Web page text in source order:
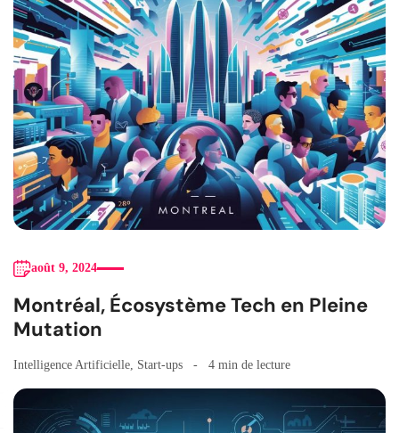
août 9, 2024
Montréal, Écosystème Tech en Pleine
Mutation
Intelligence Artificielle, Start-ups 4 min de lecture